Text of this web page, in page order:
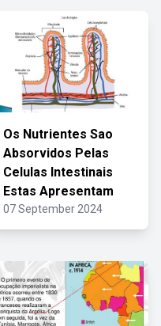
Os Nutrientes Sao
Absorvidos Pelas
Celulas Intestinais
Estas Apresentam
07 September 2024